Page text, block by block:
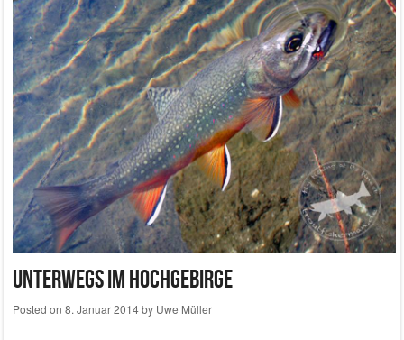
Unterwegs im Hochgebirge
Posted on 8. Januar 2014by Uwe Müller